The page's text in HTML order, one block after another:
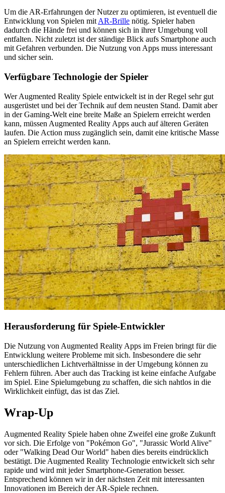
Um die AR-Erfahrungen der Nutzer zu optimieren, ist eventuell die
Entwicklung von Spielen mit AR-Brille nötig. Spieler haben
dadurch die Hände frei und können sich in ihrer Umgebung voll
entfalten. Nicht zuletzt ist der ständige Blick aufs Smartphone auch
mit Gefahren verbunden. Die Nutzung von Apps muss interessant
und sicher sein.
Verfügbare Technologie der Spieler
Wer Augmented Reality Spiele entwickelt ist in der Regel sehr gut
ausgerüstet und bei der Technik auf dem neusten Stand. Damit aber
in der Gaming-Welt eine breite Maße an Spielern erreicht werden
kann, müssen Augmented Reality Apps auch auf älteren Geräten
laufen. Die Action muss zugänglich sein, damit eine kritische Masse
an Spielern erreicht werden kann.
Herausforderung für Spiele-Entwickler
Die Nutzung von Augmented Reality Apps im Freien bringt für die
Entwicklung weitere Probleme mit sich. Insbesondere die sehr
unterschiedlichen Lichtverhältnisse in der Umgebung können zu
Fehlern führen. Aber auch das Tracking ist keine einfache Aufgabe
im Spiel. Eine Spielumgebung zu schaffen, die sich nahtlos in die
Wirklichkeit einfügt, das ist das Ziel.
Wrap-Up
Augmented Reality Spiele haben ohne Zweifel eine große Zukunft
vor sich. Die Erfolge von "Pokémon Go", "Jurassic World Alive"
oder "Walking Dead Our World" haben dies bereits eindrücklich
bestätigt. Die Augmented Reality Technologie entwickelt sich sehr
rapide und wird mit jeder Smartphone-Generation besser.
Entsprechend können wir in der nächsten Zeit mit interessanten
Innovationen im Bereich der AR-Spiele rechnen.